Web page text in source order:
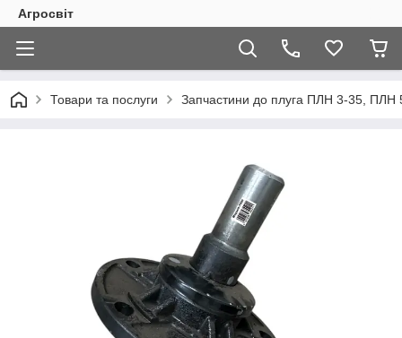
Агросвіт
Товари та послуги Запчастини до плуга ПЛН 3-35, ПЛН